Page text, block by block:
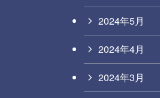
2024年5月
2024年4月
2024年3月